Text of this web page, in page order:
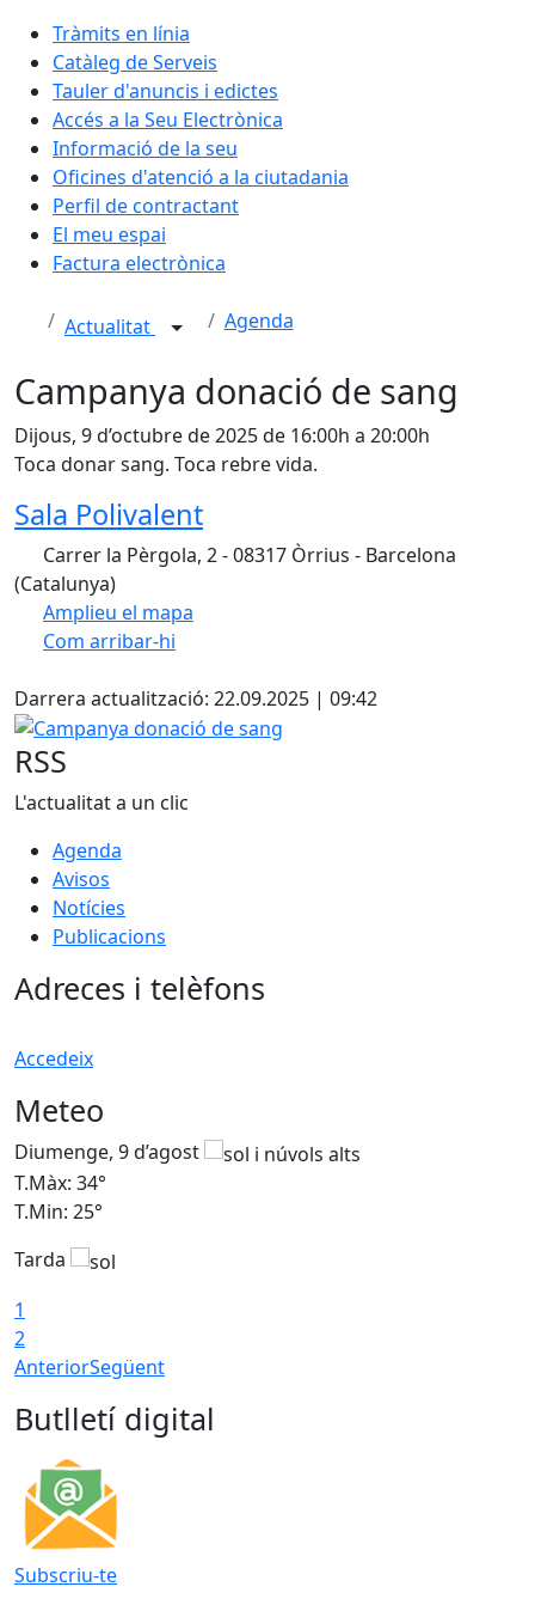
Tràmits en línia
Catàleg de Serveis
Tauler d'anuncis i edictes
Accés a la Seu Electrònica
Informació de la seu
Oficines d'atenció a la ciutadania
Perfil de contractant
El meu espai
Factura electrònica
Actualitat Agenda
Campanya donació de sang
Dijous, 9 d’octubre de 2025 de 16:00h a 20:00h
Toca donar sang. Toca rebre vida.
Sala Polivalent
Carrer la Pèrgola, 2 - 08317 Òrrius - Barcelona
(Catalunya)
Amplieu el mapa
Com arribar-hi
−
Darrera actualització: 22.09.2025 | 09:42
Campanya donació de sang
RSS
L'actualitat a un clic
Agenda
Avisos
Notícies
Publicacions
Adreces i telèfons
Accedeix
Meteo
Diumenge, 9 d’agost
T.Màx: 34°
T.Min: 25°
Tarda
1
2
AnteriorSegüent
Butlletí digital
Subscriu-te